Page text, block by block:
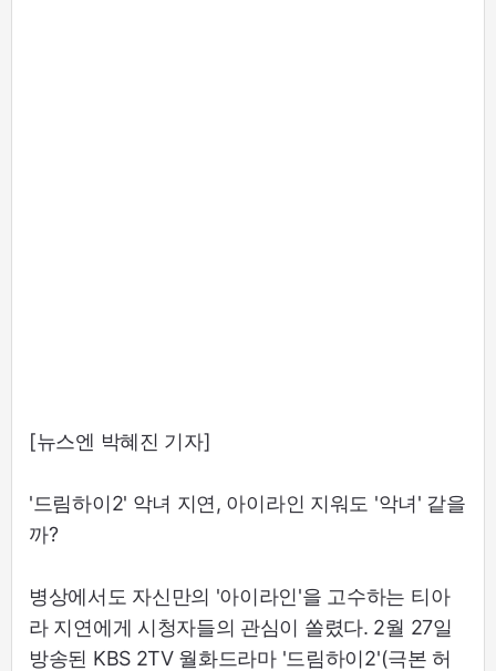
[뉴스엔 박혜진 기자]
'드림하이2' 악녀 지연, 아이라인 지워도 '악녀' 같을
까?
병상에서도 자신만의 '아이라인'을 고수하는 티아
라 지연에게 시청자들의 관심이 쏠렸다. 2월 27일
방송된 KBS 2TV 월화드라마 '드림하이2'(극본 허